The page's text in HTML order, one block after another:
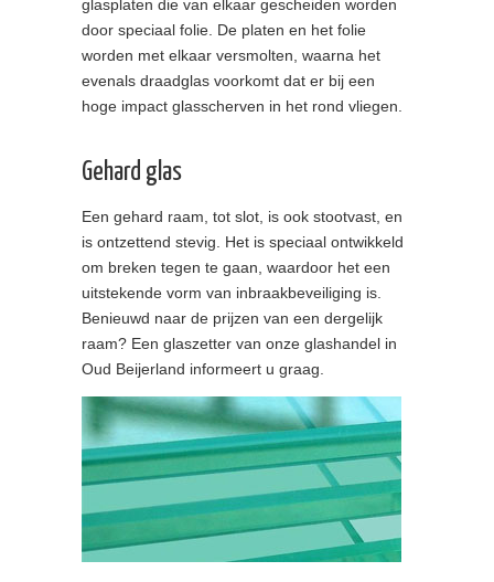
glasplaten die van elkaar gescheiden worden
door speciaal folie. De platen en het folie
worden met elkaar versmolten, waarna het
evenals draadglas voorkomt dat er bij een
hoge impact glasscherven in het rond vliegen.
Gehard glas
Een gehard raam, tot slot, is ook stootvast, en
is ontzettend stevig. Het is speciaal ontwikkeld
om breken tegen te gaan, waardoor het een
uitstekende vorm van inbraakbeveiliging is.
Benieuwd naar de prijzen van een dergelijk
raam? Een glaszetter van onze glashandel in
Oud Beijerland informeert u graag.